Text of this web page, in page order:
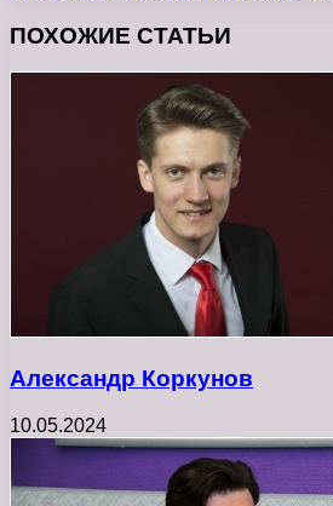
ПОХОЖИЕ СТАТЬИ
Александр Коркунов
10.05.2024